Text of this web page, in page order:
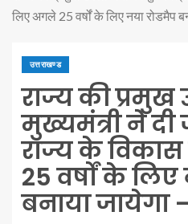
लिए अगले 25 वर्षों के लिए नया रोडमैप
उत्तराखण्ड
राज्य की प्रमुख
मुख्यमंत्री ने दी
राज्य के
25 वर्षों के
बनाया जायेगा